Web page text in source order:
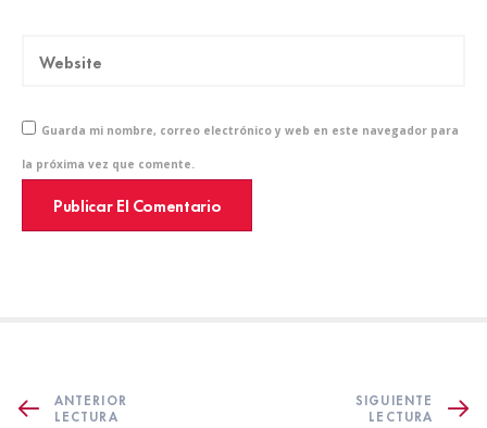
Guarda mi nombre, correo electrónico y web en este navegador para
la próxima vez que comente.
ANTERIOR
LECTURA
SIGUIENTE
LECTURA